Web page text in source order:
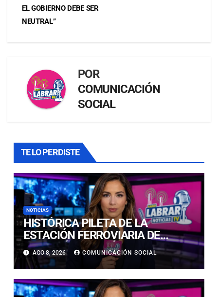
EL GOBIERNO DEBE SER
NEUTRAL”
POR
COMUNICACIÓN
SOCIAL
TE LO PERDISTE
NOTICIAS
HISTÓRICA PILETA DE LA
ESTACIÓN FERROVIARIA DE
COPIAPÓ RESULTÓ GRAVEMENTE
DAÑADA TRAS SER IMPACTADA
POR UN VEHÍCULO
AGO 8, 2026 COMUNICACIÓN SOCIAL